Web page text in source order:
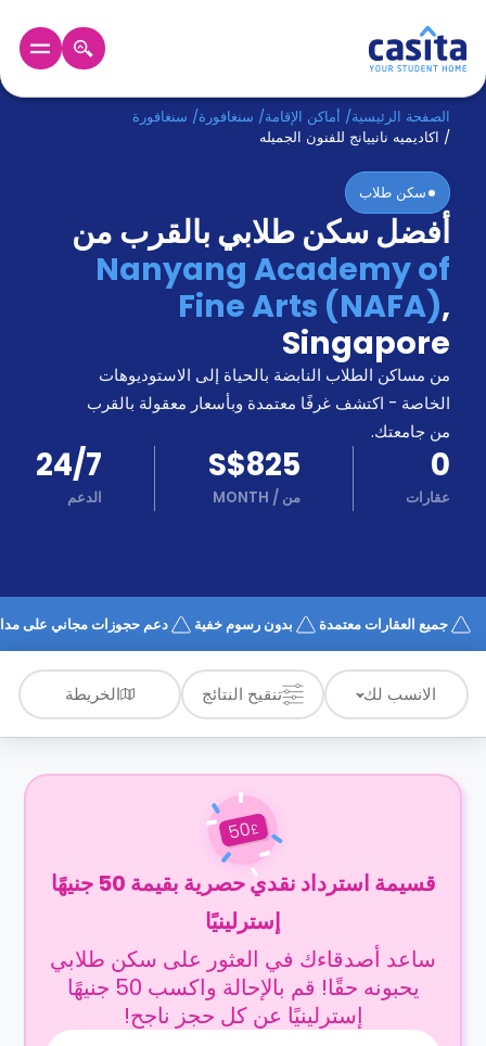
الرئيسية عربي SGD
دخول
حجز
السكن
من
نحن؟
المدونة
أخبر
أصدقائك
و
اكسب
كن
شريكا
الدعم
الدعم
كيف
تعمل؟
الأسئلة
الشائعة
الصفحة الرئيسية/ أماكن الإقامة/ سنغافورة/ سنغافورة
/ اكاديميه نانييانج للفنون الجميله
سكن طلاب
أفضل سكن طلابي بالقرب من
Nanyang Academy of
Fine Arts (NAFA),
Singapore
من مساكن الطلاب النابضة بالحياة إلى الاستوديوهات
الخاصة - اكتشف غرفًا معتمدة وبأسعار معقولة بالقرب
من جامعتك.
0
عقارات
S$825
من /
MONTH
24/7
الدعم
جميع العقارات معتمدة بدون رسوم خفية دعم حجوزات مجاني على مدار
الانسب لك تنقيح النتائج الخريطة
£
50
قسيمة استرداد نقدي حصرية بقيمة 50 جنيهًا
إسترلينيًا
ساعد أصدقاءك في العثور على سكن طلابي
يحبونه حقًا! قم بالإحالة واكسب 50 جنيهًا
إسترلينيًا عن كل حجز ناجح!